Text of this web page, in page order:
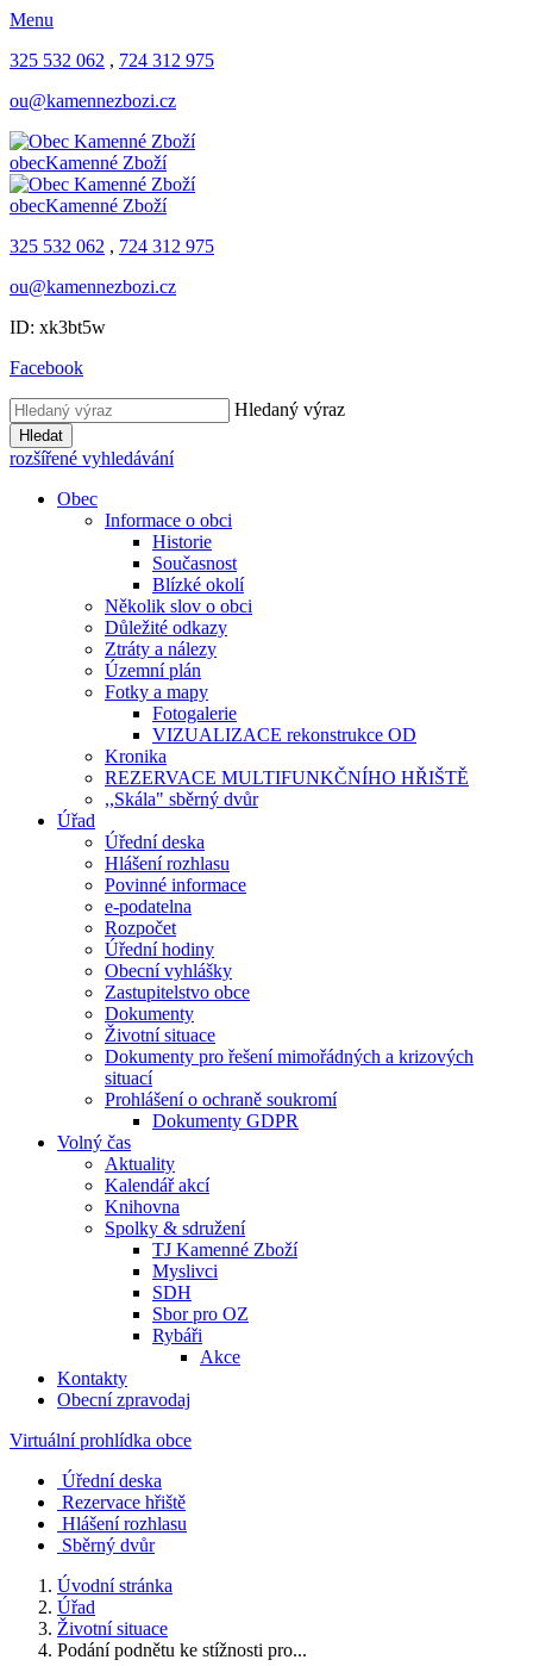
Menu
325 532 062 , 724 312 975
ou@kamennezbozi.cz
obecKamenné Zboží
obecKamenné Zboží
325 532 062 , 724 312 975
ou@kamennezbozi.cz
ID: xk3bt5w
Facebook
Hledaný výraz
Hledat
rozšířené vyhledávání
Obec
Informace o obci
Historie
Současnost
Blízké okolí
Několik slov o obci
Důležité odkazy
Ztráty a nálezy
Územní plán
Fotky a mapy
Fotogalerie
VIZUALIZACE rekonstrukce OD
Kronika
REZERVACE MULTIFUNKČNÍHO HŘIŠTĚ
,,Skála" sběrný dvůr
Úřad
Úřední deska
Hlášení rozhlasu
Povinné informace
e-podatelna
Rozpočet
Úřední hodiny
Obecní vyhlášky
Zastupitelstvo obce
Dokumenty
Životní situace
Dokumenty pro řešení mimořádných a krizových
situací
Prohlášení o ochraně soukromí
Dokumenty GDPR
Volný čas
Aktuality
Kalendář akcí
Knihovna
Spolky & sdružení
TJ Kamenné Zboží
Myslivci
SDH
Sbor pro OZ
Rybáři
Akce
Kontakty
Obecní zpravodaj
Virtuální prohlídka obce
Úřední deska
Rezervace hřiště
Hlášení rozhlasu
Sběrný dvůr
Úvodní stránka
Úřad
Životní situace
Podání podnětu ke stížnosti pro...